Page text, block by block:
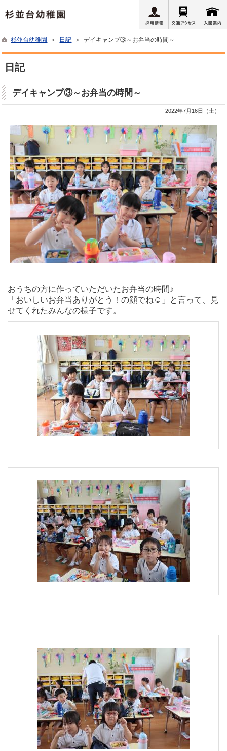
杉並台幼稚園 ＞ 日記 ＞ デイキャンプ③～お弁当の時間～
日記
デイキャンプ③～お弁当の時間～
2022年7月16日（土）
おうちの方に作っていただいたお弁当の時間♪
「おいしいお弁当ありがとう！の顔でね☺」と言って、見
せてくれたみんなの様子です。